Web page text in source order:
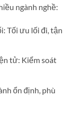
ngành nghề:
Tối ưu lối đi, tận
tử: Kiểm soát
ổn định, phù